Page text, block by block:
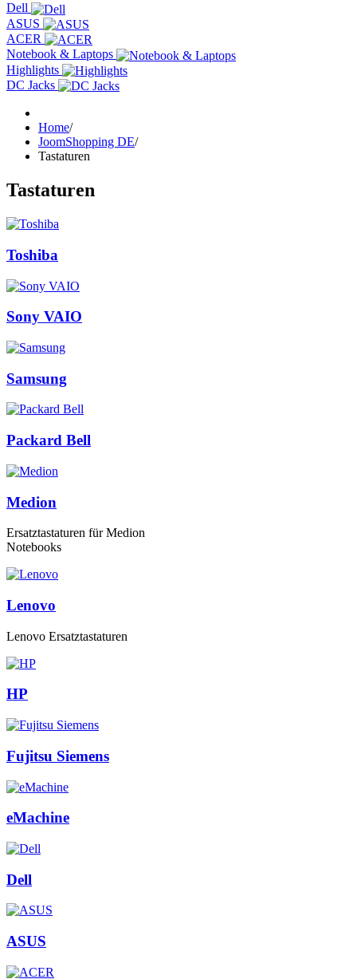
Dell
ASUS
ACER
Notebook & Laptops
Highlights
DC Jacks
Home/
JoomShopping DE/
Tastaturen
Tastaturen
Toshiba
Sony VAIO
Samsung
Packard Bell
Medion
Ersatztastaturen für Medion
Notebooks
Lenovo
Lenovo Ersatztastaturen
HP
Fujitsu Siemens
eMachine
Dell
ASUS